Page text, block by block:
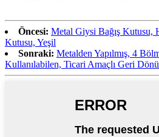
Öncesi: Metal Giysi Bağış Kutusu,
Kutusu, Yeşil
Sonraki: Metalden Yapılmış, 4
Kullanılabilen, Ticari Amaçlı Geri